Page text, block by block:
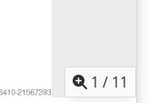
1 / 11